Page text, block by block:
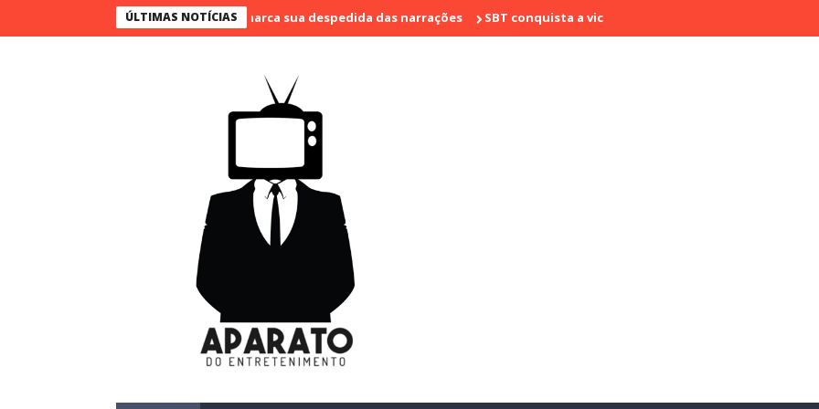
ÚLTIMAS NOTÍCIAS
Bueno narra o último jogo e marca sua despedida das narrações SBT conquista a vice liderança com "Bake Off Brasil" e "SBT